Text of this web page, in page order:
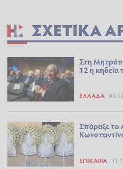
ΣΧΕΤΙΚΆ
Στη
12 η κηδεία
ΕΛΛΆΔΑ
Σπάραξε το
ΕΠΊΚΑΙΡΑ